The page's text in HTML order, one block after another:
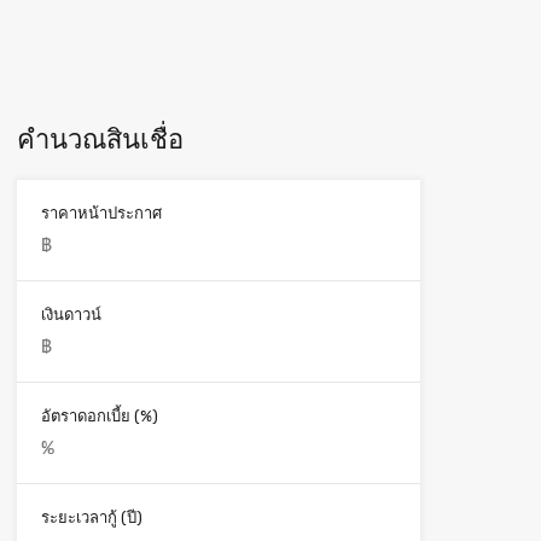
คำนวณสินเชื่อ
ราคาหน้าประกาศ
เงินดาวน์
อัตราดอกเบี้ย (%)
ระยะเวลากู้ (ปี)